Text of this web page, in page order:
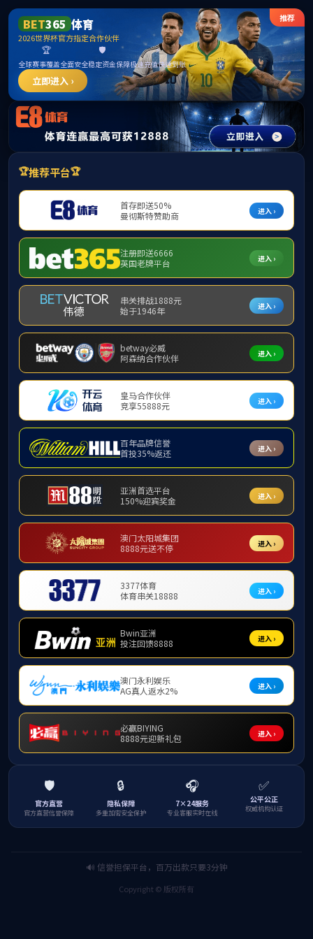
网站首页 公司概况 团队队伍
学工动态
就业信息
学子风采
规章制度
（通
工社区
况、寝
张琼
明了此
发言，
式了解
她强调
宿舍氛
上，大
“材苑晚
工与学
生关切